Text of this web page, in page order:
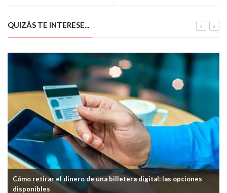
QUIZÁS TE INTERESE...
Cómo retirar el dinero de una billetera digital: las opciones
disponibles